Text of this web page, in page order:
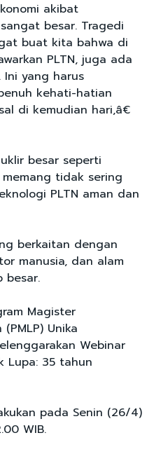
akibat
besar. Tragedi
buat kita bahwa di
PLTN, juga ada
Ini yang harus
kehati-hatian
di kemudian hari,â€
besar seperti
tidak sering
PLTN aman dan
berkaitan dengan
manusia, dan alam
besar.
Magister
Unika
Webinar
Lupa: 35 tahun
pada Senin (26/4)
WIB.